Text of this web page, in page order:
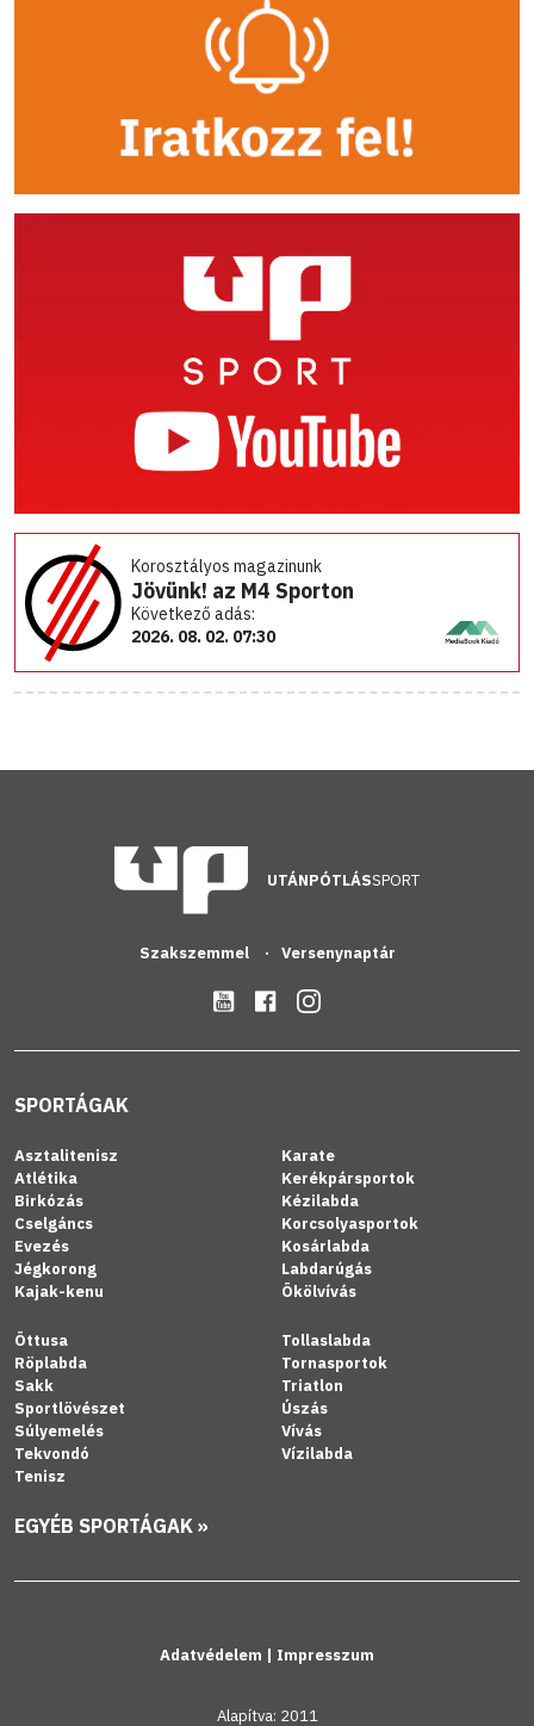
Korosztályos magazinunk
Jövünk! az M4 Sporton
Következő adás:
2026. 08. 02. 07:30
UTÁNPÓTLÁSSPORT
Szakszemmel Versenynaptár
SPORTÁGAK
Asztalitenisz
Atlétika
Birkózás
Cselgáncs
Evezés
Jégkorong
Kajak-kenu
Karate
Kerékpársportok
Kézilabda
Korcsolyasportok
Kosárlabda
Labdarúgás
Ökölvívás
Öttusa
Röplabda
Sakk
Sportlövészet
Súlyemelés
Tekvondó
Tenisz
Tollaslabda
Tornasportok
Triatlon
Úszás
Vívás
Vízilabda
EGYÉB SPORTÁGAK »
Adatvédelem | Impresszum
Alapítva: 2011